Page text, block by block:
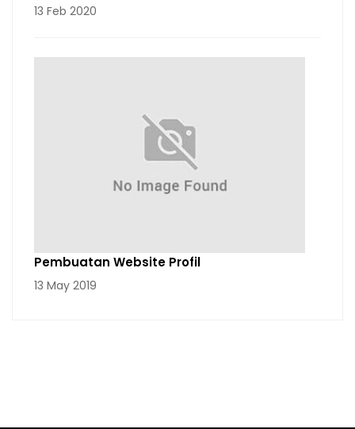
13 Feb 2020
Pembuatan Website Profil
13 May 2019